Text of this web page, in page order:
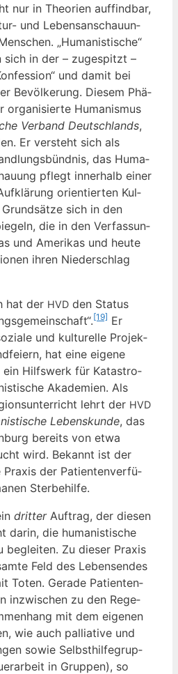
nur in Theo­rien auf­find­bar,
und Lebens­an­schau­un­
„Huma­nis­ti­sche“
sich in der – zuge­spitzt –
und damit bei
Bevöl­ke­rung. Die­sem Phä­
orga­ni­sier­te Huma­nis­mus
Ver­band Deutsch­lands,
Er ver­steht sich als
das Huma­
pflegt inner­halb einer
ori­en­tier­ten Kul­
sich in den
die in den Ver­fas­sun­
und Ame­ri­kas und heu­te
ihren Nie­der­schlag
hat der HVD den Sta­tus
[19] Er
und kul­tu­rel­le Pro­jek­
hat eine eige­ne
ein Hilfs­werk für Kata­stro­
Aka­de­mien. Als
lehrt der HVD
Lebens­kun­de, das
bereits von etwa
wird. Bekannt ist der
Pra­xis der Pati­en­ten­ver­fü­
Sterbehilfe.
drit­terAuf­trag, der die­sen
dar­in, die huma­nis­ti­sche
beglei­ten. Zu die­ser Pra­xis
Feld des Lebens­en­des
Toten. Gera­de Pati­en­ten­
inzwi­schen zu den Rege­
mit dem eige­nen
wie auch pal­lia­ti­ve und
sowie Selbst­hil­fe­grup­
in Grup­pen), so